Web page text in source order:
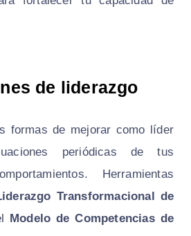
de liderazgo
formas de mejorar como líder
periódicas de tus
Herramientas
Transformacional de
Modelo de Competencias de